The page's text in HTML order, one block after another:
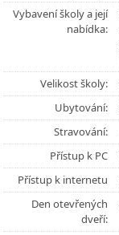
Vybavení školy a její
nabídka:
Velikost školy:
Ubytování:
Stravování:
Přístup k PC
Přístup k internetu
Den otevřených
dveří: